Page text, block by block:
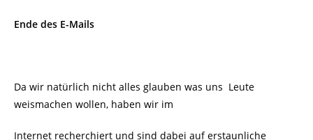
Ende des E-Mails
Da wir natürlich nicht alles glauben was uns Leute
weismachen wollen, haben wir im
Internet recherchiert und sind dabei auf erstaunliche